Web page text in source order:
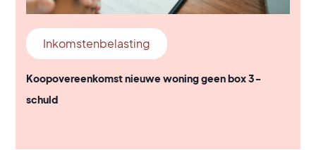
Inkomstenbelasting
Koopovereenkomst nieuwe woning geen box 3-
schuld